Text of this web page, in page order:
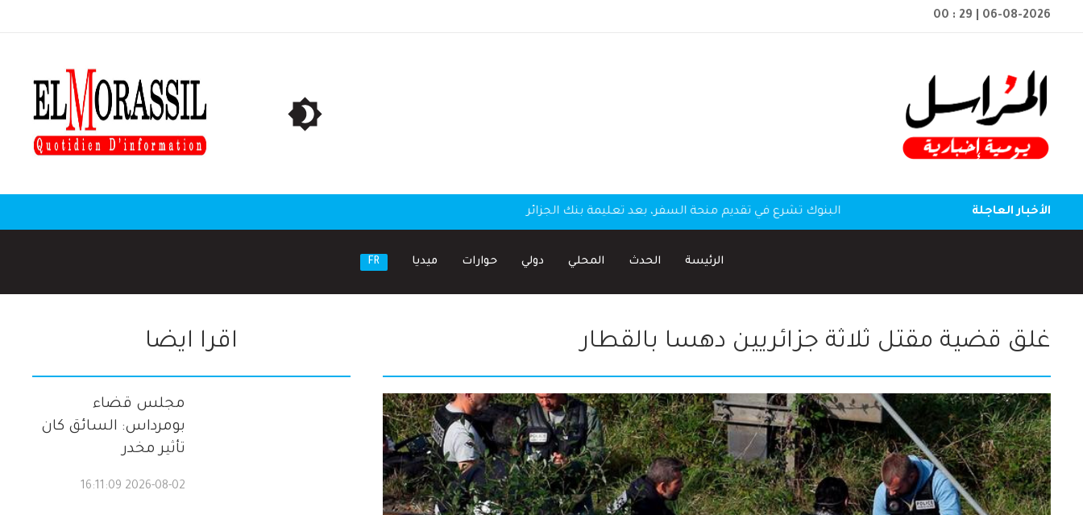
00 : 29 | 06-08-2026
الأخبار العاجلة البنوك تشرع في تقديم منحة السفر، بعد تعليمة بنك الجزائر
الرئيسة الحدث المحلي دولي حوارات ميديا FR
غلق قضية مقتل ثلاثة جزائريين دهسا بالقطار اقرا ايضا
مجلس قضاء
بومرداس: السائق كان
تأثير مخدر
2026-08-02 16:11:09